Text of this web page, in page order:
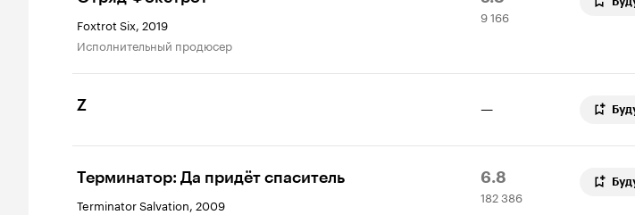
Foxtrot Six, 2019
исполнительный продюсер
Кинопоиска
166
9 166
Z —
Терминатор: Да придёт спаситель
Terminator Salvation, 2009
Рейтинг
Кинопоиска
6.8
182
386
182 386